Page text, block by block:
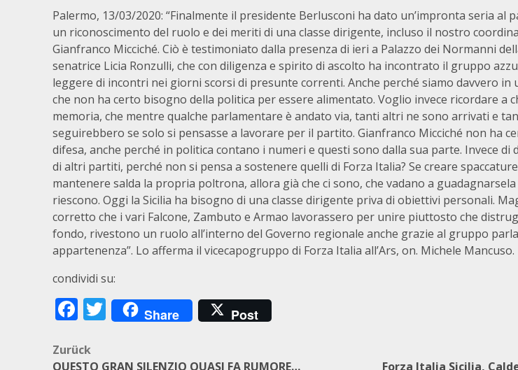
Palermo, 13/03/2020: “Finalmente il presidente Berlusconi ha dato un’impronta seria al
un riconoscimento del ruolo e dei meriti di una classe dirigente, incluso il nostro
Gianfranco Micciché. Ciò è testimoniato dalla presenza di ieri a Palazzo dei Normanni
senatrice Licia Ronzulli, che con diligenza e spirito di ascolto ha incontrato il gruppo
leggere di incontri nei giorni scorsi di presunte correnti. Anche perché siamo davvero in
che non ha certo bisogno della politica per essere alimentato. Voglio invece ricordare a
memoria, che mentre qualche parlamentare è andato via, tanti altri ne sono arrivati e
seguirebbero se solo si pensasse a lavorare per il partito. Gianfranco Micciché non ha
difesa, anche perché in politica contano i numeri e questi sono dalla sua parte. Invece di
di altri partiti, perché non si pensa a sostenere quelli di Forza Italia? Se creare
mantenere salda la propria poltrona, allora già che ci sono, che vadano a
riescono. Oggi la Sicilia ha bisogno di una classe dirigente priva di obiettivi personali.
corretto che i vari Falcone, Zambuto e Armao lavorassero per unire piuttosto che
fondo, rivestono un ruolo all’interno del Governo regionale anche grazie al gruppo
appartenenza”. Lo afferma il vicecapogruppo di Forza Italia all’Ars, on. Michele Mancuso.
condividi su:
Facebook
Twitter
Share Post
Beitragsnavigation
Zurück
QUESTO GRAN SILENZIO QUASI FA RUMORE…
Forza Italia Sicilia,